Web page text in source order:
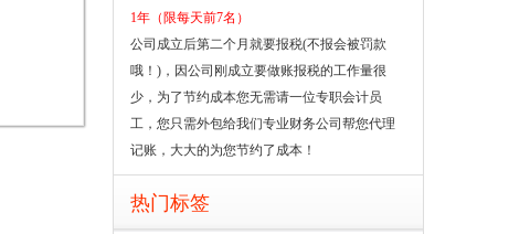
1年（限每天前7名）
公司成立后第二个月就要报税(不报会被罚款
哦！)，因公司刚成立要做账报税的工作量很
少，为了节约成本您无需请一位专职会计员
工，您只需外包给我们专业财务公司帮您代理
记账，大大的为您节约了成本！
热门标签